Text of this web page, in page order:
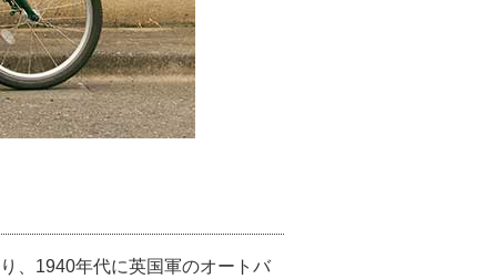
、1940年代に英国軍のオートバ